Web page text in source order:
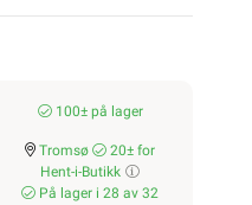
100± på lager
Tromsø
20± for
Hent-i-Butikk
På lager i 28 av 32